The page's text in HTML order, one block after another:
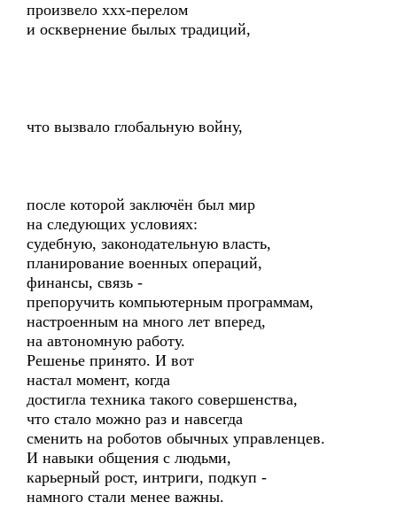
произвело ххх-перелом
и осквернение былых традиций,
что вызвало глобальную войну,
после которой заключён был мир
на следующих условиях:
судебную, законодательную власть,
планирование военных операций,
финансы, связь -
препоручить компьютерным программам,
настроенным на много лет вперед,
на автономную работу.
Решенье принято. И вот
настал момент, когда
достигла техника такого совершенства,
что стало можно раз и навсегда
сменить на роботов обычных управленцев.
И навыки общения с людьми,
карьерный рост, интриги, подкуп -
намного стали менее важны.